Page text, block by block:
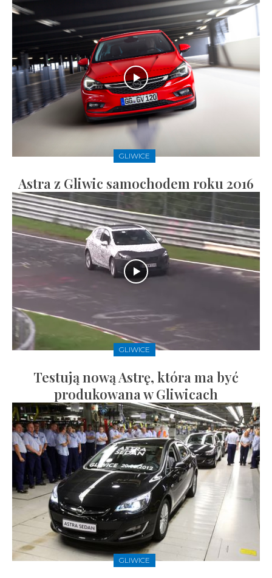
GLIWICE
Astra z Gliwic samochodem roku 2016
GLIWICE
Testują nową Astrę, która ma być
produkowana w Gliwicach
GLIWICE